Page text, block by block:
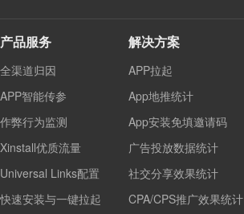
产品服务
全渠道归因
APP智能传参
作弊行为监测
Xinstall优质流量
Universal Links配置
快速安装与一键拉起
解决方案
APP拉起
App地推统计
App安装免填邀请码
广告投放数据统计
社交分享效果统计
CPA/CPS推广效果统计